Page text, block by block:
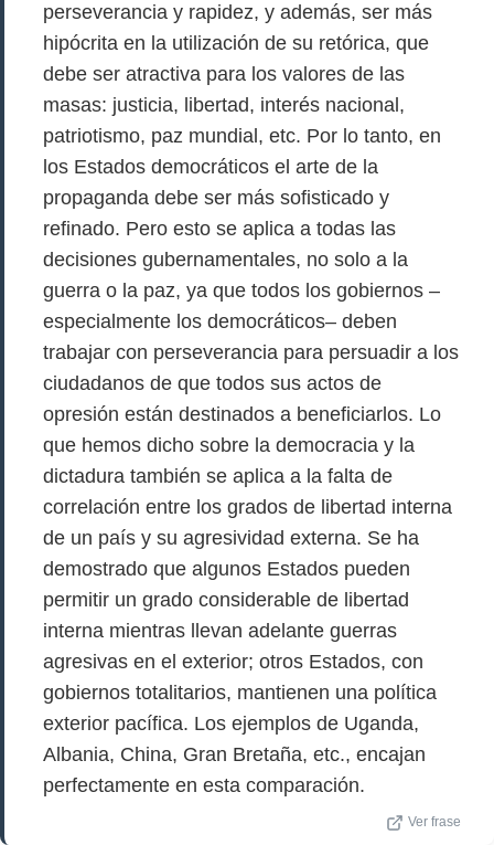
perseverancia y rapidez, y además, ser más
hipócrita en la utilización de su retórica, que
debe ser atractiva para los valores de las
masas: justicia, libertad, interés nacional,
patriotismo, paz mundial, etc. Por lo tanto, en
los Estados democráticos el arte de la
propaganda debe ser más sofisticado y
refinado. Pero esto se aplica a todas las
decisiones gubernamentales, no solo a la
guerra o la paz, ya que todos los gobiernos –
especialmente los democráticos– deben
trabajar con perseverancia para persuadir a los
ciudadanos de que todos sus actos de
opresión están destinados a beneficiarlos. Lo
que hemos dicho sobre la democracia y la
dictadura también se aplica a la falta de
correlación entre los grados de libertad interna
de un país y su agresividad externa. Se ha
demostrado que algunos Estados pueden
permitir un grado considerable de libertad
interna mientras llevan adelante guerras
agresivas en el exterior; otros Estados, con
gobiernos totalitarios, mantienen una política
exterior pacífica. Los ejemplos de Uganda,
Albania, China, Gran Bretaña, etc., encajan
perfectamente en esta comparación.
Ver frase